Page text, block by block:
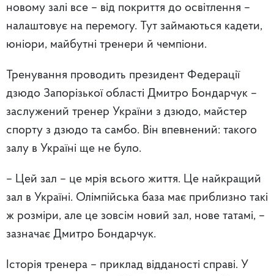
новому залі все – від покриття до освітлення –
налаштовує на перемогу. Тут займаються кадети,
юніори, майбутні тренери й чемпіони.
Тренування проводить президент Федерації
дзюдо Запорізької області Дмитро Бондарчук –
заслужений тренер України з дзюдо, майстер
спорту з дзюдо та самбо. Він впевнений: такого
залу в Україні ще не було.
– Цей зал – це мрія всього життя. Це найкращий
зал в Україні. Олімпійська база має приблизно такі
ж розміри, але це зовсім новий зал, нове татамі, –
зазначає Дмитро Бондарчук.
Історія тренера – приклад відданості справі. У